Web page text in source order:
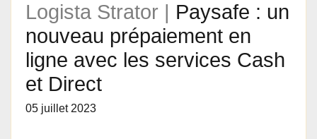
Logista Strator | Paysafe : un
nouveau prépaiement en
ligne avec les services Cash
et Direct
05 juillet 2023